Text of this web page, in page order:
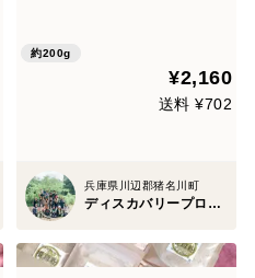
約200g
¥2,160
送料 ¥702
兵庫県川辺郡猪名川町
ディスカバリープロジェクト